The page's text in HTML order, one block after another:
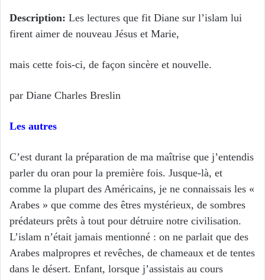
Description: Les lectures que fit Diane sur l’islam lui
firent aimer de nouveau Jésus et Marie,
mais cette fois-ci, de façon sincère et nouvelle.
par Diane Charles Breslin
Les autres
C’est durant la préparation de ma maîtrise que j’entendis
parler du oran pour la première fois. Jusque-là, et
comme la plupart des Américains, je ne connaissais les «
Arabes » que comme des êtres mystérieux, de sombres
prédateurs prêts à tout pour détruire notre civilisation.
L’islam n’était jamais mentionné : on ne parlait que des
Arabes malpropres et revêches, de chameaux et de tentes
dans le désert. Enfant, lorsque j’assistais au cours